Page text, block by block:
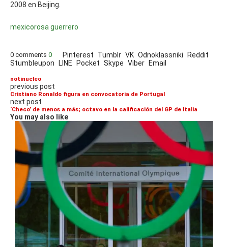
2008 en Beijing.
mexicorosa guerrero
0 comments 0 Pinterest Tumblr VK Odnoklassniki
Reddit
Stumbleupon
LINE Pocket Skype Viber Email
notinucleo
previous post
Cristiano Ronaldo figura en convocatoria de Portugal
next post
‘Checo’ de menos a más; octavo en la calificación del GP de Italia
You may also like